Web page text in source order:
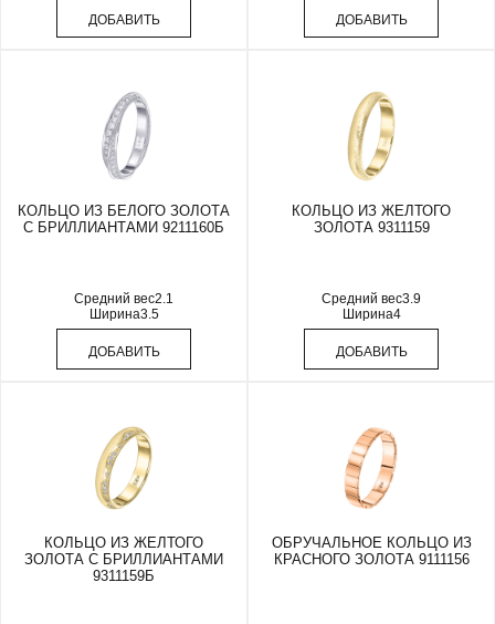
ДОБАВИТЬ ДОБАВИТЬ
КОЛЬЦО ИЗ БЕЛОГО ЗОЛОТА
С БРИЛЛИАНТАМИ 9211160Б
Средний вес2.1
Ширина3.5
ДОБАВИТЬ
КОЛЬЦО ИЗ ЖЕЛТОГО
ЗОЛОТА 9311159
Средний вес3.9
Ширина4
ДОБАВИТЬ
КОЛЬЦО ИЗ ЖЕЛТОГО
ЗОЛОТА С БРИЛЛИАНТАМИ
9311159Б
ОБРУЧАЛЬНОЕ КОЛЬЦО ИЗ
КРАСНОГО ЗОЛОТА 9111156